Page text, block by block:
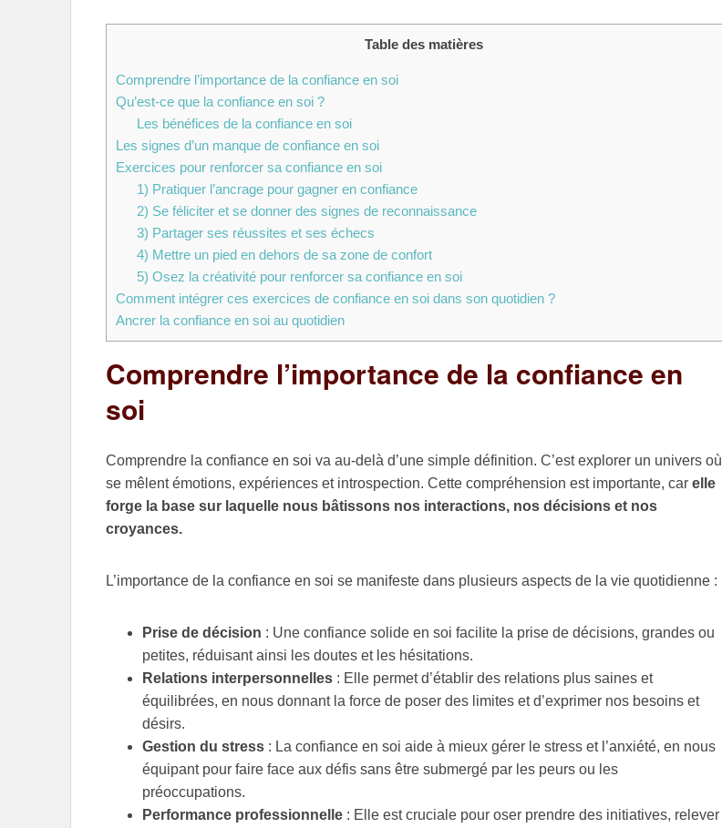
Table des matières
Comprendre l’importance de la confiance en soi
Qu’est-ce que la confiance en soi ?
Les bénéfices de la confiance en soi
Les signes d’un manque de confiance en soi
Exercices pour renforcer sa confiance en soi
1) Pratiquer l’ancrage pour gagner en confiance
2) Se féliciter et se donner des signes de reconnaissance
3) Partager ses réussites et ses échecs
4) Mettre un pied en dehors de sa zone de confort
5) Osez la créativité pour renforcer sa confiance en soi
Comment intégrer ces exercices de confiance en soi dans son quotidien ?
Ancrer la confiance en soi au quotidien
Comprendre l’importance de la confiance en
soi
Comprendre la confiance en soi va au-delà d’une simple définition. C’est explorer un univers où
se mêlent émotions, expériences et introspection. Cette compréhension est importante, car elle
forge la base sur laquelle nous bâtissons nos interactions, nos décisions et nos
croyances.
L’importance de la confiance en soi se manifeste dans plusieurs aspects de la vie quotidienne :
Prise de décision : Une confiance solide en soi facilite la prise de décisions, grandes ou
petites, réduisant ainsi les doutes et les hésitations.
Relations interpersonnelles : Elle permet d’établir des relations plus saines et
équilibrées, en nous donnant la force de poser des limites et d’exprimer nos besoins et
désirs.
Gestion du stress : La confiance en soi aide à mieux gérer le stress et l’anxiété, en nous
équipant pour faire face aux défis sans être submergé par les peurs ou les
préoccupations.
Performance professionnelle : Elle est cruciale pour oser prendre des initiatives, relever